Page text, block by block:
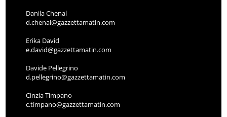
Danila Chenal
d.chenal@gazzettamatin.com
Erika David
e.david@gazzettamatin.com
Davide Pellegrino
d.pellegrino@gazzettamatin.com
Cinzia Timpano
c.timpano@gazzettamatin.com